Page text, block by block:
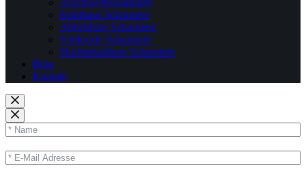
Anschweißscharniere
Kühlhaus Scharniere
Abhebbare Scharniere
Verdeckte Scharniere
Hochbelastbare Scharniere
Blog
Kontakt